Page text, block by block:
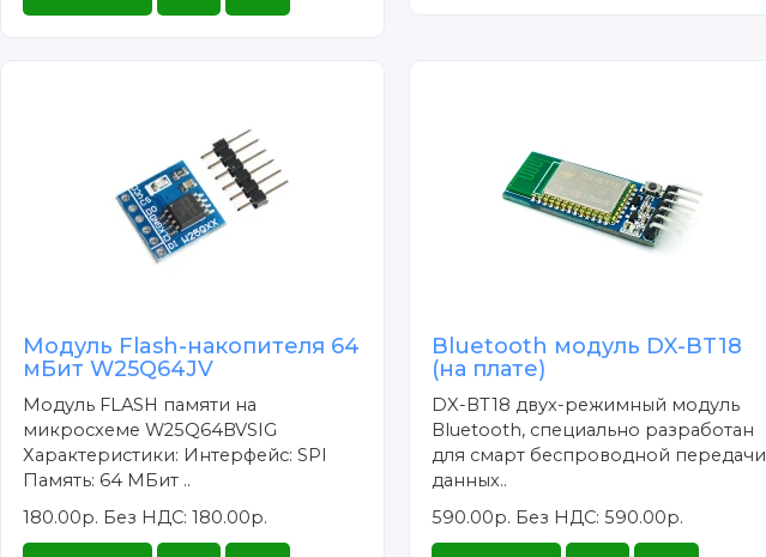
Модуль Flash-накопителя 64
мБит W25Q64JV
Модуль FLASH памяти на
микросхеме W25Q64BVSIG
Характеристики: Интерфейс: SPI
Память: 64 МБит ..
180.00р. Без НДС: 180.00р.
Bluetooth модуль DX-BT18
(на плате)
DX-BT18 двух-режимный модуль
Bluetooth, специально разработан
для смарт беспроводной передачи
данных..
590.00р. Без НДС: 590.00р.